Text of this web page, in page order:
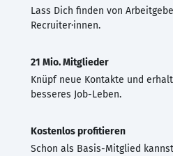
Lass Dich finden von
Recruiter·innen.
21 Mio. Mitglieder
Knüpf neue Kontakte und
besseres Job-Leben.
Kostenlos profitieren
Schon als Basis-Mitglied